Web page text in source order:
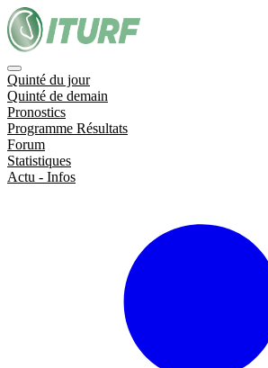
Quinté du jour
Quinté de demain
Pronostics
Programme Résultats
Forum
Statistiques
Actu - Infos